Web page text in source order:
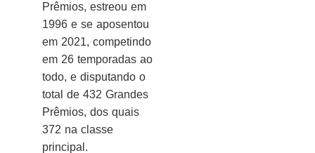
Prêmios, estreou em
1996 e se aposentou
em 2021, competindo
em 26 temporadas ao
todo, e disputando o
total de 432 Grandes
Prêmios, dos quais
372 na classe
principal.